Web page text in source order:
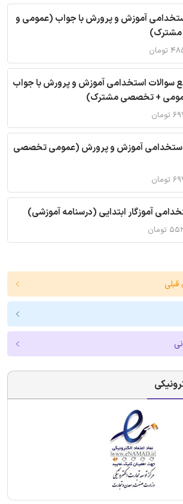
آموزش و پرورش با جواب (عمومی و
سوالات استخدامی آموزش و پرورش با جواب
+ تخصصی مشترک)
استخدامی آموزش و پرورش (عمومی تخصصی
آموزگار ابتدایی (درسنامه آموزشی)